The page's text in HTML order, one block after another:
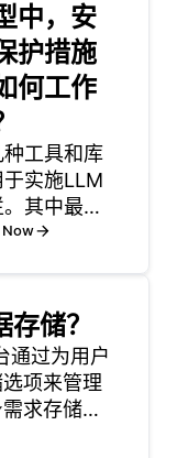
中，安
护措施
何工作
种工具和库
于实施LLM
其中最常
Hugging
提供了预
模型和框
用于使用自
据集微调
确保安全
Now
储？
通过为用户
项来管理
求存储和
供多种类